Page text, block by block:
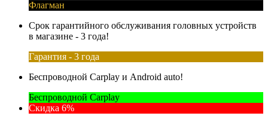
Флагман
Срок гарантийного обслуживания головных устройств
в магазине - 3 года!
Гарантия - 3 года
Беспроводной Carplay и Android auto!
Беспроводной Carplay
Скидка 6%